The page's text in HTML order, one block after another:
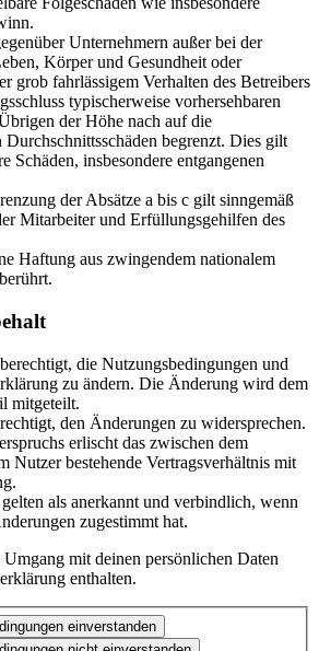
Unternehmern außer bei der
Körper und Gesundheit oder
grob fahrlässigem Verhalten des Betreibers
typischerweise vorhersehbaren
der Höhe nach auf die
Durchschnittsschäden begrenzt. Dies gilt
Schäden, insbesondere entgangenen
der Absätze a bis c gilt sinngemäß
Mitarbeiter und Erfüllungsgehilfen des
Haftung aus zwingendem nationalem
die Nutzungsbedingungen und
zu ändern. Die Änderung wird dem
mitgeteilt.
den Änderungen zu widersprechen.
erlischt das zwischen dem
Nutzer bestehende Vertragsverhältnis mit
als anerkannt und verbindlich, wenn
zugestimmt hat.
mit deinen persönlichen Daten
enthalten.